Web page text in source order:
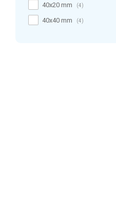
40x20 mm (4)
40x40 mm (4)